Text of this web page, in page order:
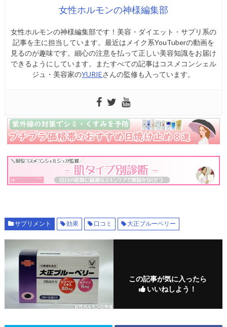
女性ホルモンの神様編集部
女性ホルモンの神様編集部です！美容・ダイエット・サプリ系の
記事を主に担当しています。最近はメイク系YouTuberの動画を
見るのが趣味です。細心の注意を払って正しい美容知識をお届け
できるようにしています。またすべての記事はコスメコンシェル
ジュ・美容家のYURIEさんの監修も入っています。
サプリメント 効果 口コミ 大正ブルーベリー
この記事が気に入ったら
いいねしよう！